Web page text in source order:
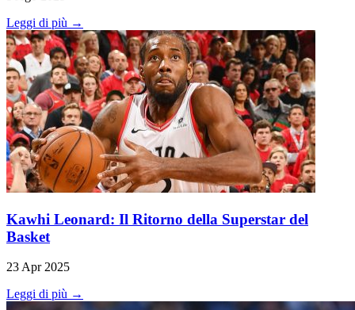
Leggi di più →
Kawhi Leonard: Il Ritorno della Superstar del
Basket
23 Apr 2025
Leggi di più →